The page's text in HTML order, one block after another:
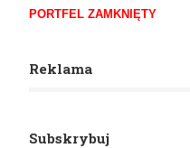
PORTFEL ZAMKNIĘTY
Reklama
Subskrybuj